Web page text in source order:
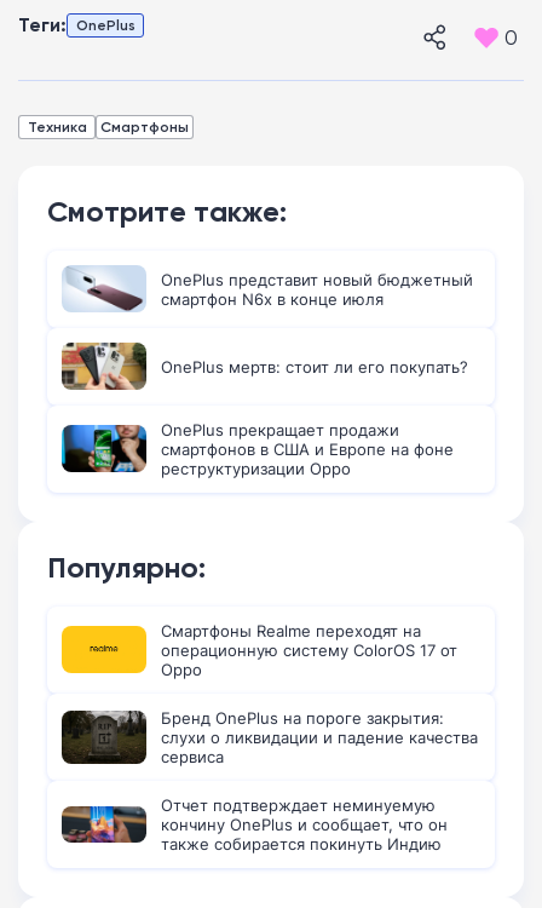
Теги: OnePlus 0
Техника Смартфоны
Смотрите также:
OnePlus представит новый бюджетный
смартфон N6x в конце июля
OnePlus мертв: стоит ли его покупать?
OnePlus прекращает продажи
смартфонов в США и Европе на фоне
реструктуризации Oppo
Популярно:
Смартфоны Realme переходят на
операционную систему ColorOS 17 от
Oppo
Бренд OnePlus на пороге закрытия:
слухи о ликвидации и падение качества
сервиса
Отчет подтверждает неминуемую
кончину OnePlus и сообщает, что он
также собирается покинуть Индию